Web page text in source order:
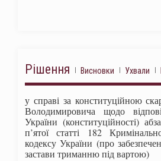
Рішення Висновки Ухвали
у справі за конституційною
Володимировича щодо
України (конституційності)
п’ятої статті 182
кодексу України (про
застави триманню під вартою)